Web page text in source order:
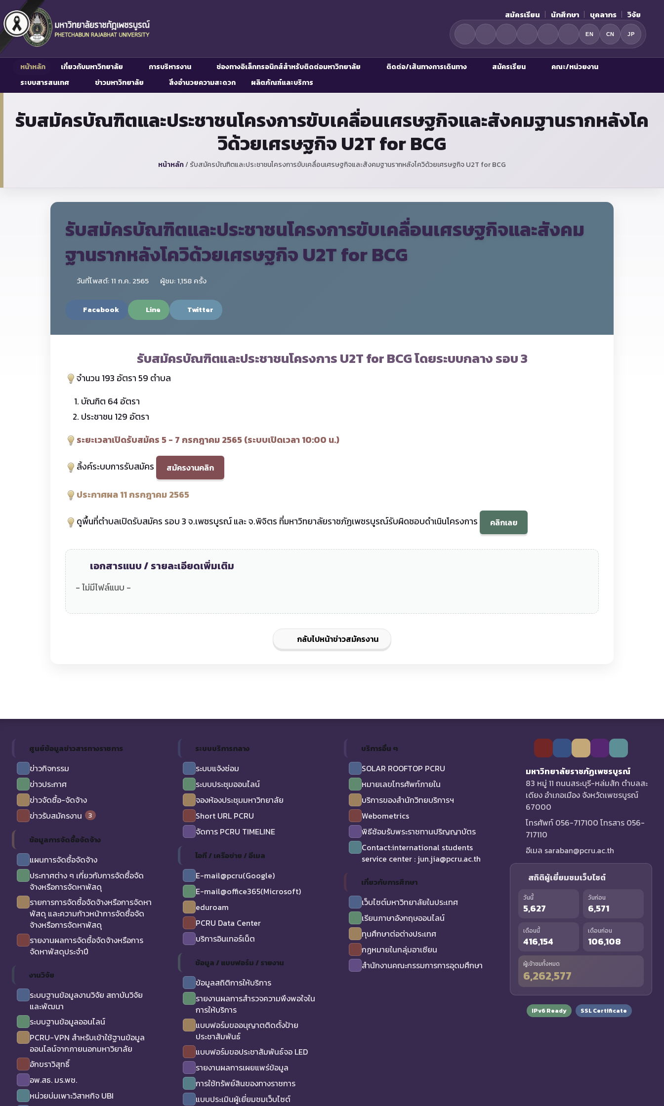
สมัครเรียน นักศึกษา บุคลากร วิจัย
EN CN JP
หน้าหลัก เกี่ยวกับมหาวิทยาลัย การบริหารงาน ช่องทางอิเล็กทรอนิกส์สำหรับติดต่อมหาวิทยาลัย ติดต่อ/เส้นทางการเดินทาง สมัครเรียน
คณะ/หน่วยงาน
ระบบสารสนเทศ
ข่าวมหาวิทยาลัย สิ่งอำนวยความสะดวก ผลิตภัณฑ์และบริการ
รับสมัครบัณฑิตและประชาชนโครงการขับเคลื่อนเศรษฐกิจและสังคมฐานรากหลังโค
วิด้วยเศรษฐกิจ U2T for BCG
หน้าหลัก/รับสมัครบัณฑิตและประชาชนโครงการขับเคลื่อนเศรษฐกิจและสังคมฐานรากหลังโควิด้วยเศรษฐกิจ U2T for BCG
รับสมัครบัณฑิตและประชาชนโครงการขับเคลื่อนเศรษฐกิจและสังคม
ฐานรากหลังโควิด้วยเศรษฐกิจ U2T for BCG
วันที่โพสต์: 11 ก.ค. 2565 ผู้ชม: 1,158 ครั้ง
Facebook Line Twitter
รับสมัครบัณฑิตและประชาชนโครงการ U2T for BCG โดยระบบกลาง รอบ 3
จำนวน 193 อัตรา 59 ตำบล
บัณฑิต 64 อัตรา
ประชาชน 129 อัตรา
ระยะเวลาเปิดรับสมัคร 5 - 7 กรกฎาคม 2565 (ระบบเปิดเวลา 10:00 น.)
ลิ้งค์ระบบการรับสมัคร สมัครงานคลิก
ประกาศผล 11 กรกฎาคม 2565
ดูพื้นที่ตำบลเปิดรับสมัคร รอบ 3 จ.เพชรบูรณ์ และ จ.พิจิตร ที่มหาวิทยาลัยราชภัฏเพชรบูรณ์รับผิดชอบดำเนินโครงการ คลิกเลย
เอกสารแนบ / รายละเอียดเพิ่มเติม
- ไม่มีไฟล์แนบ -
กลับไปหน้าข่าวสมัครงาน
ศูนย์ข้อมูลข่าวสารทางราชการ
ข่าวกิจกรรม
ข่าวประกาศ
ข่าวจัดซื้อ-จัดจ้าง
ข่าวรับสมัครงาน
3
ข้อมูลการจัดซื้อจัดจ้าง
แผนการจัดซื้อจัดจ้าง
ประกาศต่าง ๆ เกี่ยวกับการจัดซื้อจัด
จ้างหรือการจัดหาพัสดุ
รายการการจัดซื้อจัดจ้างหรือการจัดหา
พัสดุ และความก้าวหน้าการจัดซื้อจัด
จ้างหรือการจัดหาพัสดุ
รายงานผลการจัดซื้อจัดจ้างหรือการ
จัดหาพัสดุประจำปี
งานวิจัย
ระบบฐานข้อมูลงานวิจัย สถาบันวิจัย
และพัฒนา
ระบบฐานข้อมูลออนไลน์
PCRU-VPN สำหรับเข้าใช้ฐานข้อมูล
ออนไลน์จากภายนอกมหาวิยาลัย
อักขราวิสุทธิ์
อพ.สธ. มร.พช.
หน่วยบ่มเพาะวิสาหกิจ UBI
ระบบบริการกลาง
ระบบแจ้งซ่อม
ระบบประชุมออนไลน์
จองห้องประชุมมหาวิทยาลัย
Short URL PCRU
จัดการ PCRU TIMELINE
ไอที / เครือข่าย / อีเมล
E-mail@pcru(Google)
E-mail@office365(Microsoft)
eduroam
PCRU Data Center
บริการอินเทอร์เน็ต
ข้อมูล / แบบฟอร์ม / รายงาน
ข้อมูลสถิติการให้บริการ
รายงานผลการสำรวจความพึงพอใจใน
การให้บริการ
แบบฟอร์มขออนุญาตติดตั้งป้าย
ประชาสัมพันธ์
แบบฟอร์มขอประชาสัมพันธ์จอ LED
รายงานผลการเผยแพร่ข้อมูล
การใช้ทรัพย์สินของทางราชการ
แบบประเมินผู้เยี่ยมชมเว็บไซต์
บริการอื่น ๆ
SOLAR ROOFTOP PCRU
หมายเลขโทรศัพท์ภายใน
บริการของสำนักวิทยบริการฯ
Webometrics
พิธีซ้อมรับพระราชทานปริญญาบัตร
Contact:international students
service center : jun.jia@pcru.ac.th
เกี่ยวกับการศึกษา
เว็บไซต์มหาวิทยาลัยในประเทศ
เรียนภาษาอังกฤษออนไลน์
ทุนศึกษาต่อต่างประเทศ
กฏหมายในกลุ่มอาเซียน
สำนักงานคณะกรรมการการอุดมศึกษา
มหาวิทยาลัยราชภัฏเพชรบูรณ์
83 หมู่ 11 ถนนสระบุรี-หล่มสัก ตำบลสะ
เดียง อำเภอเมือง จังหวัดเพชรบูรณ์
67000
โทรศัพท์ 056-717100 โทรสาร 056-
717110
อีเมล saraban@pcru.ac.th
สถิติผู้เยี่ยมชมเว็บไซต์
วันนี้
5,627
วันก่อน
6,571
เดือนนี้
416,154
เดือนก่อน
106,108
ผู้เข้าชมทั้งหมด
6,262,577
IPv6 Ready SSL Certificate